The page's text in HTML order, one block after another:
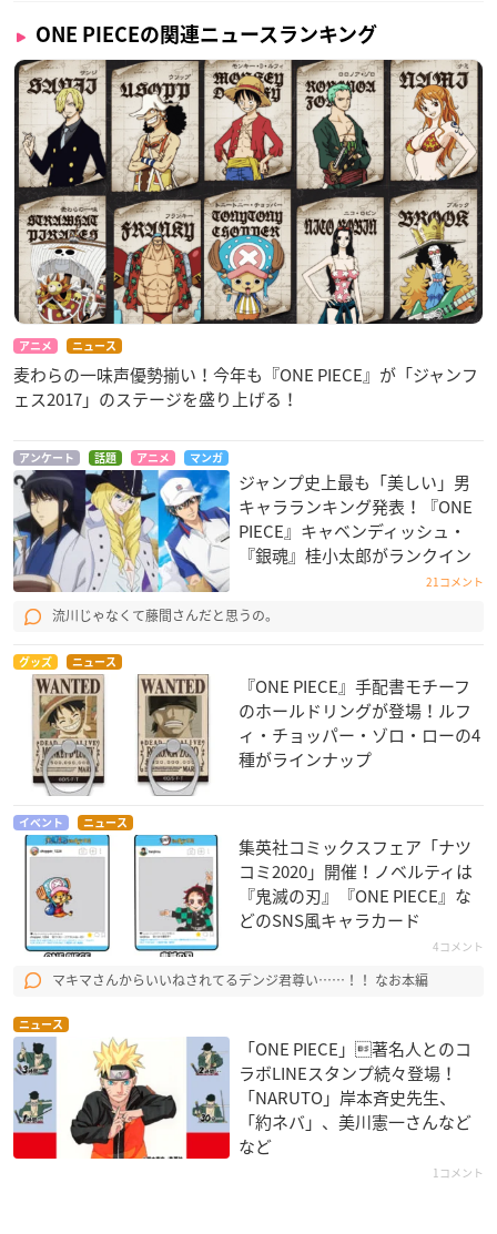
ONE PIECEの関連ニュースランキング
アニメ ニュース
麦わらの一味声優勢揃い！今年も『ONE PIECE』が「ジャンフ
ェス2017」のステージを盛り上げる！
アンケート 話題 アニメ マンガ
ジャンプ史上最も「美しい」男
キャラランキング発表！『ONE
PIECE』キャベンディッシュ・
『銀魂』桂小太郎がランクイン
21コメント
流川じゃなくて藤間さんだと思うの。
グッズ ニュース
『ONE PIECE』手配書モチーフ
のホールドリングが登場！ルフ
ィ・チョッパー・ゾロ・ローの4
種がラインナップ
イベント ニュース
集英社コミックスフェア「ナツ
コミ2020」開催！ノベルティは
『鬼滅の刃』『ONE PIECE』な
どのSNS風キャラカード
4コメント
マキマさんからいいねされてるデンジ君尊い……！！ なお本編
ニュース
「ONE PIECE」著名人とのコ
ラボLINEスタンプ続々登場！
「NARUTO」岸本斉史先生、
「約ネバ」、美川憲一さんなど
など
1コメント